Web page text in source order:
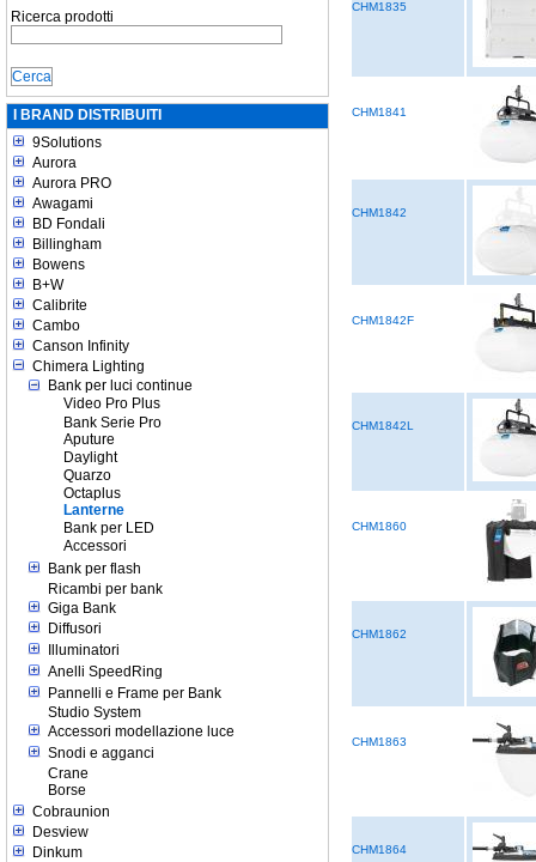
Ricerca prodotti
I BRAND DISTRIBUITI
9Solutions
Aurora
Aurora PRO
Awagami
BD Fondali
Billingham
Bowens
B+W
Calibrite
Cambo
Canson Infinity
Chimera Lighting
Bank per luci continue
Video Pro Plus
Bank Serie Pro
Aputure
Daylight
Quarzo
Octaplus
Lanterne
Bank per LED
Accessori
Bank per flash
Ricambi per bank
Giga Bank
Diffusori
Illuminatori
Anelli SpeedRing
Pannelli e Frame per Bank
Studio System
Accessori modellazione luce
Snodi e agganci
Crane
Borse
Cobraunion
Desview
Dinkum
CHM1835
CHM1841
CHM1842
CHM1842F
CHM1842L
CHM1860
CHM1862
CHM1863
CHM1864